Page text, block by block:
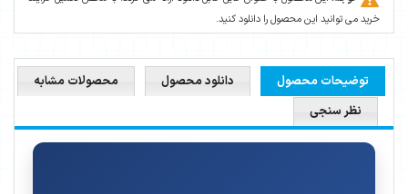
خرید می توانید این محصول را دانلود کنید.
توضیحات محصول دانلود محصول
محصولات مشابه
نظر سنجی